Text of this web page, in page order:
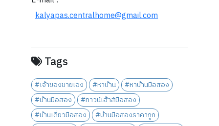
kalyapas.centralhome@gmail.com
Tags
#เจ้าของขายเอง #หาบ้าน
#หาบ้านมือสอง
#บ้านมือสอง
#ทาวน์เฮ้าส์มือสอง
#บ้านเดี่ยวมือสอง
#บ้านมือสองราคาถูก